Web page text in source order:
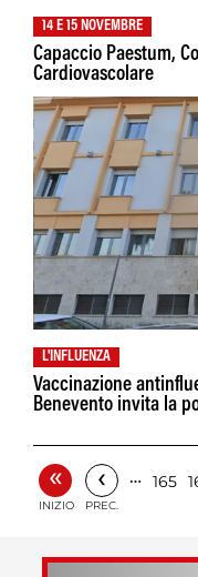
14 E 15 NOVEMBRE
Capaccio Paestum,
Cardiovascolare
L'INFLUENZA
Vaccinazione
Benevento invita la
«
INIZIO
‹
PREC.
… 165